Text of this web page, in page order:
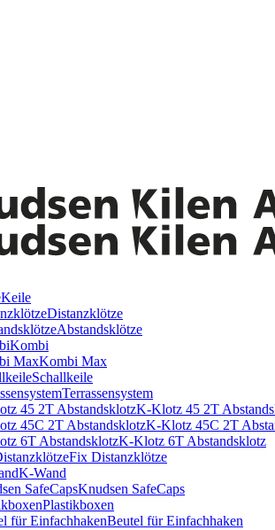
Keile
Distanzklötze
Abstandsklötze
Kombi
Kombi Max
Schallkeile
Terrassensystem
K-Klotz 45 2T
K-Klotz 45C 2T
K-Klotz 6T Abstandsklotz
Fix Distanzklötze
K-Wand
Knudsen SafeCaps
Plastikboxen
Beutel für Einfachhaken